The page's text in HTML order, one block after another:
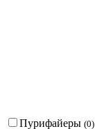
Пурифайеры (0)